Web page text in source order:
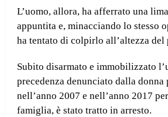
L’uomo, allora, ha afferrato una
appuntita e, minacciando lo stesso
ha tentato di colpirlo all’altezza del
Subito disarmato e immobilizzato
precedenza denunciato dalla donna
nell’anno 2007 e nell’anno 2017
famiglia, è stato tratto in arresto.